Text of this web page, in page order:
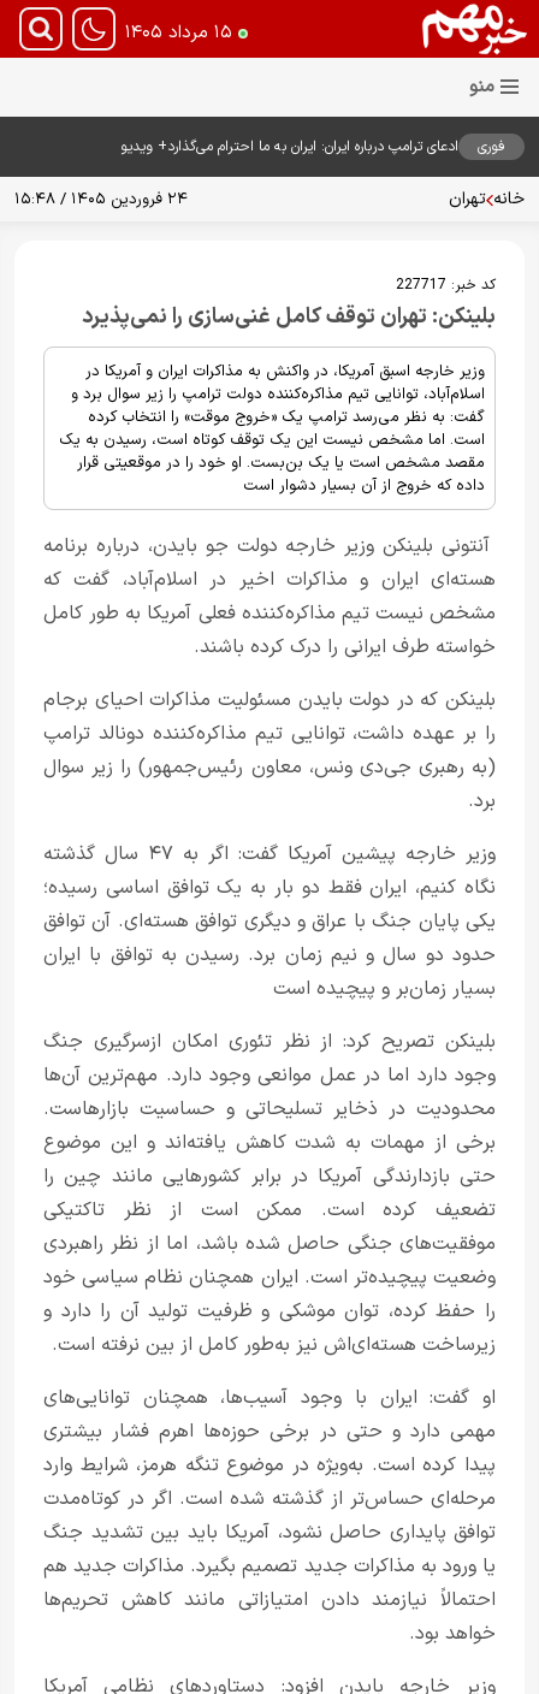
۱۵ مرداد ۱۴۰۵
فوری ادعای ترامپ درباره ایران: ایران به ما احترام می‌گذارد+ ویدیو
خانه تهران ۲۴ فروردین ۱۴۰۵ / ۱۵:۴۸
کد خبر: 227717
بلینکن: تهران توقف کامل غنی‌سازی را نمی‌پذیرد
وزیر خارجه اسبق آمریکا، در واکنش به مذاکرات ایران و آمریکا در
اسلام‌آباد، توانایی تیم مذاکره‌کننده دولت ترامپ را زیر سوال برد و
گفت: به نظر می‌رسد ترامپ یک «خروج موقت» را انتخاب کرده
است. اما مشخص نیست این یک توقف کوتاه است، رسیدن به یک
مقصد مشخص است یا یک بن‌بست. او خود را در موقعیتی قرار
داده که خروج از آن بسیار دشوار است
آنتونی بلینکن وزیر خارجه دولت جو بایدن، درباره برنامه
هسته‌ای ایران و مذاکرات اخیر در اسلام‌آباد، گفت که
مشخص نیست تیم مذاکره‌کننده فعلی آمریکا به طور کامل
خواسته طرف ایرانی را درک کرده باشند.
بلینکن که در دولت بایدن مسئولیت مذاکرات احیای برجام
را بر عهده داشت، توانایی تیم مذاکره‌کننده دونالد ترامپ
(به رهبری جی‌دی ونس، معاون رئیس‌جمهور) را زیر سوال
برد.
وزیر خارجه پیشین آمریکا گفت: اگر به ۴۷ سال گذشته
نگاه کنیم، ایران فقط دو بار به یک توافق اساسی رسیده؛
یکی پایان جنگ با عراق و دیگری توافق هسته‌ای. آن توافق
حدود دو سال و نیم زمان برد. رسیدن به توافق با ایران
بسیار زمان‌بر و پیچیده است
بلینکن تصریح کرد: از نظر تئوری امکان ازسرگیری جنگ
وجود دارد اما در عمل موانعی وجود دارد. مهم‌ترین آن‌ها
محدودیت در ذخایر تسلیحاتی و حساسیت بازارهاست.
برخی از مهمات به شدت کاهش یافته‌اند و این موضوع
حتی بازدارندگی آمریکا در برابر کشورهایی مانند چین را
تضعیف کرده است. ممکن است از نظر تاکتیکی
موفقیت‌های جنگی حاصل شده باشد، اما از نظر راهبردی
وضعیت پیچیده‌تر است. ایران همچنان نظام سیاسی خود
را حفظ کرده، توان موشکی و ظرفیت تولید آن را دارد و
زیرساخت هسته‌ای‌اش نیز به‌طور کامل از بین نرفته است.
او گفت: ایران با وجود آسیب‌ها، همچنان توانایی‌های
مهمی دارد و حتی در برخی حوزه‌ها اهرم فشار بیشتری
پیدا کرده است. به‌ویژه در موضوع تنگه هرمز، شرایط وارد
مرحله‌ای حساس‌تر از گذشته شده است. اگر در کوتاه‌مدت
توافق پایداری حاصل نشود، آمریکا باید بین تشدید جنگ
یا ورود به مذاکرات جدید تصمیم بگیرد. مذاکرات جدید هم
احتمالاً نیازمند دادن امتیازاتی مانند کاهش تحریم‌ها
خواهد بود.
وزیر خارجه بایدن افزود: دستاوردهای نظامی آمریکا